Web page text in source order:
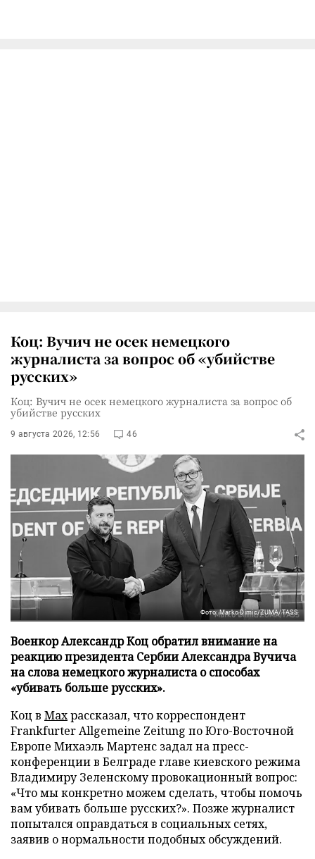
Коц: Вучич не осек немецкого
журналиста за вопрос об «убийстве
русских»
Коц: Вучич не осек немецкого журналиста за вопрос об
убийстве русских
9 августа 2026, 12:56 46
Фото: Marko Dimic/ZUMA/TASS
Военкор Александр Коц обратил внимание на
реакцию президента Сербии Александра Вучича
на слова немецкого журналиста о способах
«убивать больше русских».
Коц в Махрассказал, что корреспондент
Frankfurter Allgemeine Zeitung по Юго-Восточной
Европе Михаэль Мартенс задал на пресс-
конференции в Белграде главе киевского режима
Владимиру Зеленскому провокационный вопрос:
«Что мы конкретно можем сделать, чтобы помочь
вам убивать больше русских?». Позже журналист
попытался оправдаться в социальных сетях,
заявив о нормальности подобных обсуждений.